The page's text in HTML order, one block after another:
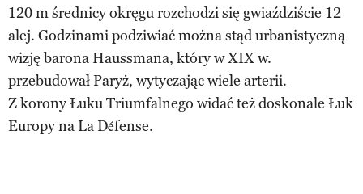
120 m średnicy okręgu rozchodzi się gwiaździście 12
alej. Godzinami podziwiać można stąd urbanistyczną
wizję barona Haussmana, który w XIX w.
przebudował Paryż, wytyczając wiele arterii.
Z korony Łuku Triumfalnego widać też doskonale Łuk
Europy na La Défense.